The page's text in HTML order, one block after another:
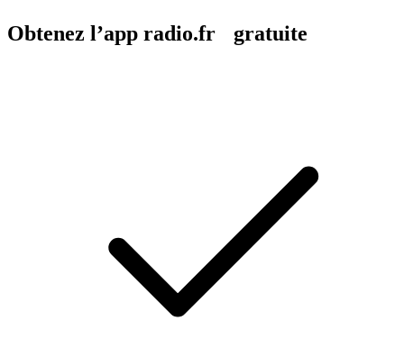
Obtenez l’app radio.fr gratuite